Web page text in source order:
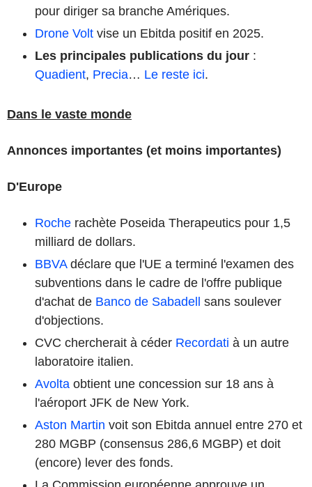
pour diriger sa branche Amériques.
Drone Volt vise un Ebitda positif en 2025.
Les principales publications du jour :
Quadient, Precia… Le reste ici.
Dans le vaste monde
Annonces importantes (et moins importantes)
D'Europe
Roche rachète Poseida Therapeutics pour 1,5
milliard de dollars.
BBVAdéclare que l'UE a terminé l'examen des
subventions dans le cadre de l'offre publique
d'achat de Banco de Sabadell sans soulever
d'objections.
CVC chercherait à céder Recordati à un autre
laboratoire italien.
Avolta obtient une concession sur 18 ans à
l'aéroport JFK de New York.
Aston Martin voit son Ebitda annuel entre 270 et
280 MGBP (consensus 286,6 MGBP) et doit
(encore) lever des fonds.